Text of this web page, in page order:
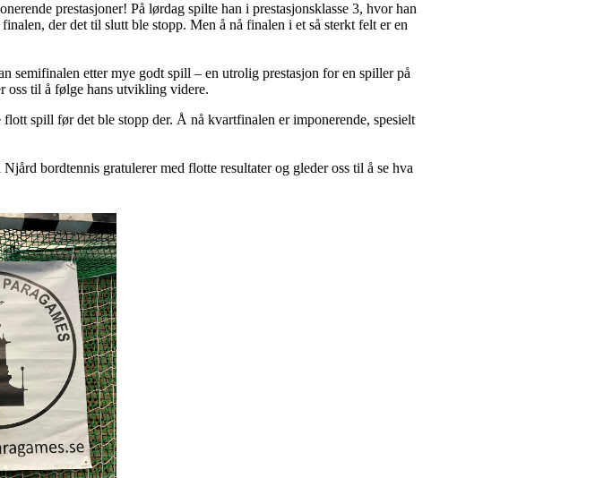
prestasjoner! På lørdag spilte han i prestasjonsklasse 3, hvor han
der det til slutt ble stopp. Men å nå finalen i et så sterkt felt er en
semifinalen etter mye godt spill – en utrolig prestasjon for en spiller på
oss til å følge hans utvikling videre.
spill før det ble stopp der. Å nå kvartfinalen er imponerende, spesielt
bordtennis gratulerer med flotte resultater og gleder oss til å se hva